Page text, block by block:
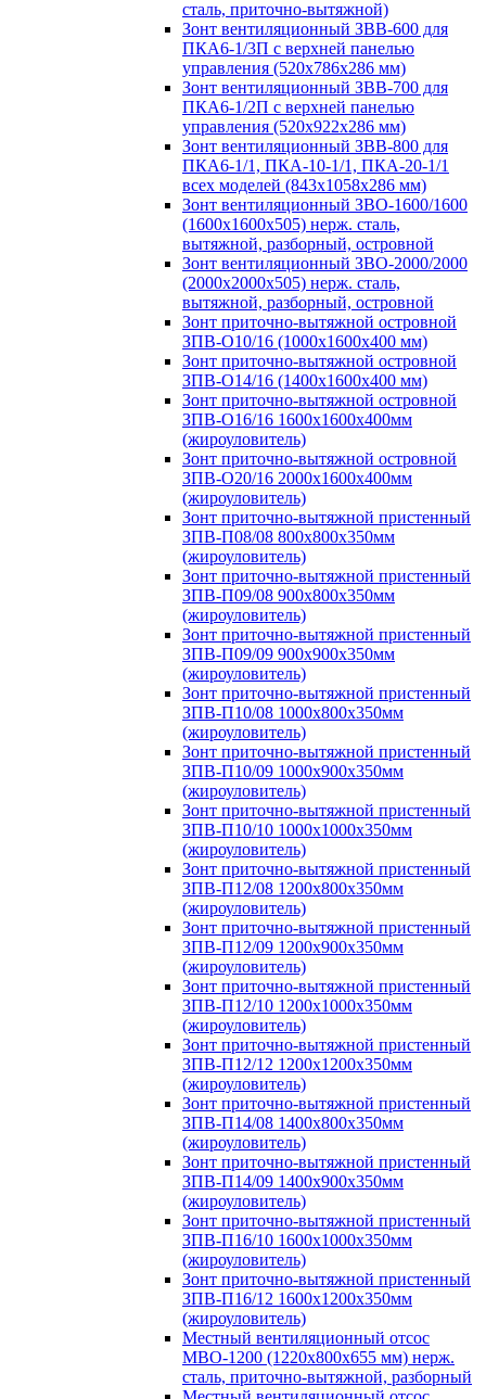
сталь, приточно-вытяжной)
Зонт вентиляционный ЗВВ-600 для
ПКА6-1/3П с верхней панелью
управления (520х786х286 мм)
Зонт вентиляционный ЗВВ-700 для
ПКА6-1/2П с верхней панелью
управления (520х922х286 мм)
Зонт вентиляционный ЗВВ-800 для
ПКА6-1/1, ПКА-10-1/1, ПКА-20-1/1
всех моделей (843х1058х286 мм)
Зонт вентиляционный ЗВО-1600/1600
(1600х1600х505) нерж. сталь,
вытяжной, разборный, островной
Зонт вентиляционный ЗВО-2000/2000
(2000х2000х505) нерж. сталь,
вытяжной, разборный, островной
Зонт приточно-вытяжной островной
ЗПВ-О10/16 (1000х1600х400 мм)
Зонт приточно-вытяжной островной
ЗПВ-О14/16 (1400х1600х400 мм)
Зонт приточно-вытяжной островной
ЗПВ-О16/16 1600х1600х400мм
(жироуловитель)
Зонт приточно-вытяжной островной
ЗПВ-О20/16 2000х1600х400мм
(жироуловитель)
Зонт приточно-вытяжной пристенный
ЗПВ-П08/08 800х800х350мм
(жироуловитель)
Зонт приточно-вытяжной пристенный
ЗПВ-П09/08 900х800х350мм
(жироуловитель)
Зонт приточно-вытяжной пристенный
ЗПВ-П09/09 900х900х350мм
(жироуловитель)
Зонт приточно-вытяжной пристенный
ЗПВ-П10/08 1000х800х350мм
(жироуловитель)
Зонт приточно-вытяжной пристенный
ЗПВ-П10/09 1000х900х350мм
(жироуловитель)
Зонт приточно-вытяжной пристенный
ЗПВ-П10/10 1000х1000х350мм
(жироуловитель)
Зонт приточно-вытяжной пристенный
ЗПВ-П12/08 1200х800х350мм
(жироуловитель)
Зонт приточно-вытяжной пристенный
ЗПВ-П12/09 1200х900х350мм
(жироуловитель)
Зонт приточно-вытяжной пристенный
ЗПВ-П12/10 1200х1000х350мм
(жироуловитель)
Зонт приточно-вытяжной пристенный
ЗПВ-П12/12 1200х1200х350мм
(жироуловитель)
Зонт приточно-вытяжной пристенный
ЗПВ-П14/08 1400х800х350мм
(жироуловитель)
Зонт приточно-вытяжной пристенный
ЗПВ-П14/09 1400х900х350мм
(жироуловитель)
Зонт приточно-вытяжной пристенный
ЗПВ-П16/10 1600х1000х350мм
(жироуловитель)
Зонт приточно-вытяжной пристенный
ЗПВ-П16/12 1600х1200х350мм
(жироуловитель)
Местный вентиляционный отсос
МВО-1200 (1220х800х655 мм) нерж.
сталь, приточно-вытяжной, разборный